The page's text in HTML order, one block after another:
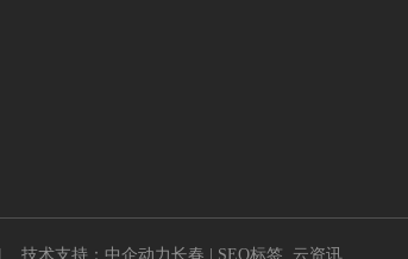
技术支持：中企动力长春 SEO标签 云资讯